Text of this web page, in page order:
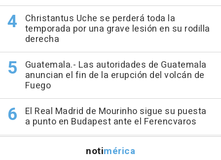
Christantus Uche se perderá toda la
temporada por una grave lesión en su rodilla
derecha
Guatemala.- Las autoridades de Guatemala
anuncian el fin de la erupción del volcán de
Fuego
El Real Madrid de Mourinho sigue su puesta
a punto en Budapest ante el Ferencvaros
notimérica